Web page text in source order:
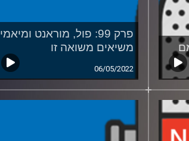
פרק 99: פול, מוראנט ומיאמי
משיאים משואה זו
06/05/2022